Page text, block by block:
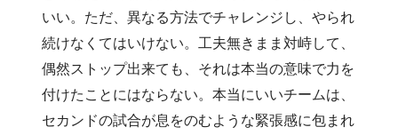
いい。ただ、異なる方法でチャレンジし、やられ
続けなくてはいけない。工夫無きまま対峙して、
偶然ストップ出来ても、それは本当の意味で力を
付けたことにはならない。本当にいいチームは、
セカンドの試合が息をのむような緊張感に包まれ